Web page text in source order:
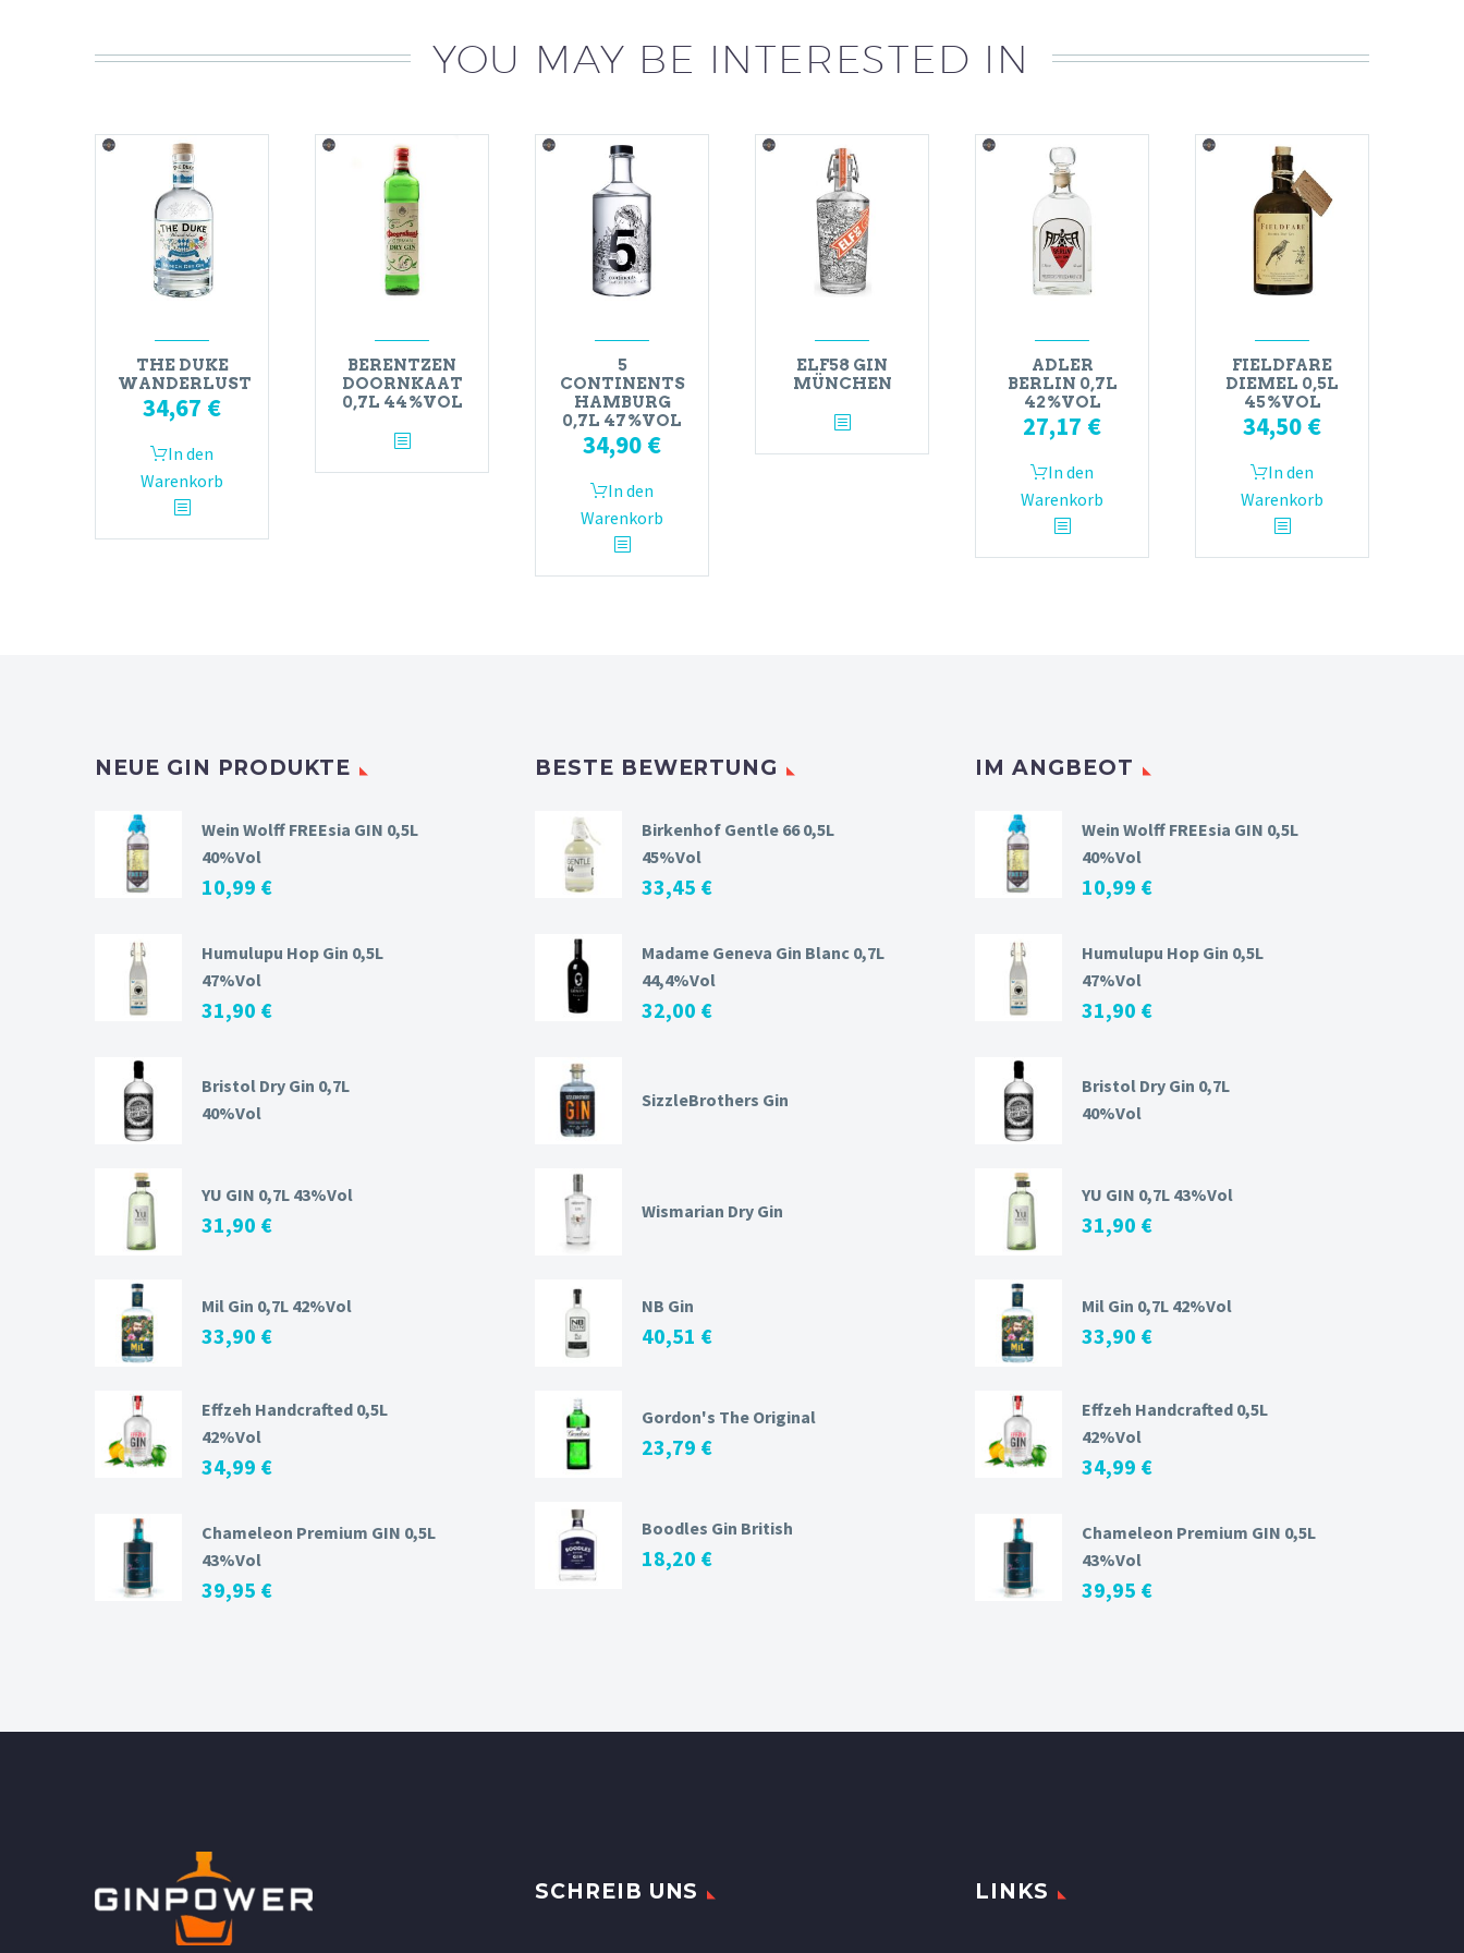
YOU MAY BE INTERESTED IN
THE DUKE
WANDERLUST
34,67 €
In den
Warenkorb
BERENTZEN
DOORNKAAT
0,7L 44%VOL
5
CONTINENTS
HAMBURG
0,7L 47%VOL
34,90 €
In den
Warenkorb
ELF58 GIN
MÜNCHEN
ADLER
BERLIN 0,7L
42%VOL
27,17 €
In den
Warenkorb
FIELDFARE
DIEMEL 0,5L
45%VOL
34,50 €
In den
Warenkorb
NEUE GIN PRODUKTE
Wein Wolff FREEsia GIN 0,5L
40%Vol
10,99 €
Humulupu Hop Gin 0,5L
47%Vol
31,90 €
Bristol Dry Gin 0,7L
40%Vol
YU GIN 0,7L 43%Vol
31,90 €
Mil Gin 0,7L 42%Vol
33,90 €
Effzeh Handcrafted 0,5L
42%Vol
34,99 €
Chameleon Premium GIN 0,5L
43%Vol
39,95 €
BESTE BEWERTUNG
Birkenhof Gentle 66 0,5L
45%Vol
33,45 €
Madame Geneva Gin Blanc 0,7L
44,4%Vol
32,00 €
SizzleBrothers Gin
Wismarian Dry Gin
NB Gin
40,51 €
Gordon's The Original
23,79 €
Boodles Gin British
18,20 €
IM ANGBEOT
Wein Wolff FREEsia GIN 0,5L
40%Vol
10,99 €
Humulupu Hop Gin 0,5L
47%Vol
31,90 €
Bristol Dry Gin 0,7L
40%Vol
YU GIN 0,7L 43%Vol
31,90 €
Mil Gin 0,7L 42%Vol
33,90 €
Effzeh Handcrafted 0,5L
42%Vol
34,99 €
Chameleon Premium GIN 0,5L
43%Vol
39,95 €
SCHREIB UNS LINKS